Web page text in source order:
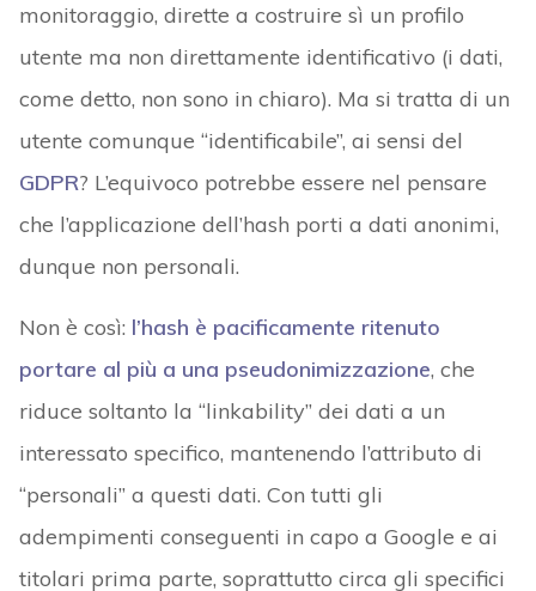
monitoraggio, dirette a costruire sì un profilo
utente ma non direttamente identificativo (i dati,
come detto, non sono in chiaro). Ma si tratta di un
utente comunque “identificabile”, ai sensi del
GDPR? L’equivoco potrebbe essere nel pensare
che l’applicazione dell’hash porti a dati anonimi,
dunque non personali.
Non è così: l’hash è pacificamente ritenuto
portare al più a una pseudonimizzazione, che
riduce soltanto la “linkability” dei dati a un
interessato specifico, mantenendo l’attributo di
“personali” a questi dati. Con tutti gli
adempimenti conseguenti in capo a Google e ai
titolari prima parte, soprattutto circa gli specifici